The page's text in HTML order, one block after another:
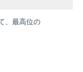
、最高位の